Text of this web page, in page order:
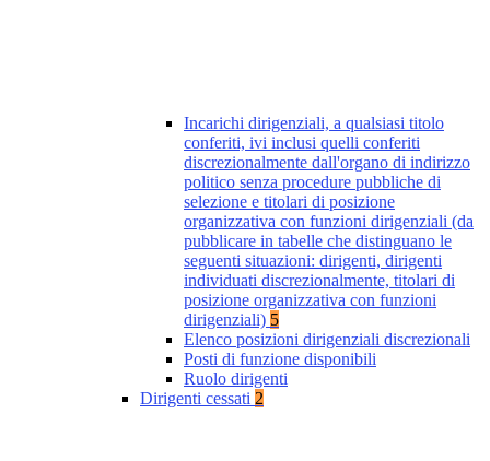
Incarichi dirigenziali, a qualsiasi titolo
conferiti, ivi inclusi quelli conferiti
discrezionalmente dall'organo di indirizzo
politico senza procedure pubbliche di
selezione e titolari di posizione
organizzativa con funzioni dirigenziali (da
pubblicare in tabelle che distinguano le
seguenti situazioni: dirigenti, dirigenti
individuati discrezionalmente, titolari di
posizione organizzativa con funzioni
dirigenziali) 5
Elenco posizioni dirigenziali discrezionali
Posti di funzione disponibili
Ruolo dirigenti
Dirigenti cessati 2